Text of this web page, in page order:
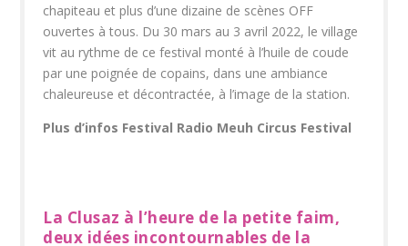
chapiteau et plus d’une dizaine de scènes OFF
ouvertes à tous. Du 30 mars au 3 avril 2022, le village
vit au rythme de ce festival monté à l’huile de coude
par une poignée de copains, dans une ambiance
chaleureuse et décontractée, à l’image de la station.
Plus d’infos Festival Radio Meuh Circus Festival
La Clusaz à l’heure de la petite faim,
deux idées incontournables de la